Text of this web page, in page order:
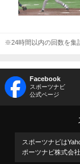
※24時間以内の回数を集
Facebook
スポーツナビ
公式ページ
スポーツナビは
ポーツナビ株式会